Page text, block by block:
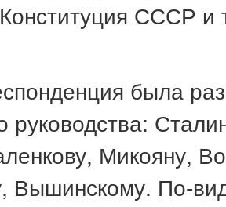
СССР и
была
руководства:
Микояну,
Вышинскому. По-